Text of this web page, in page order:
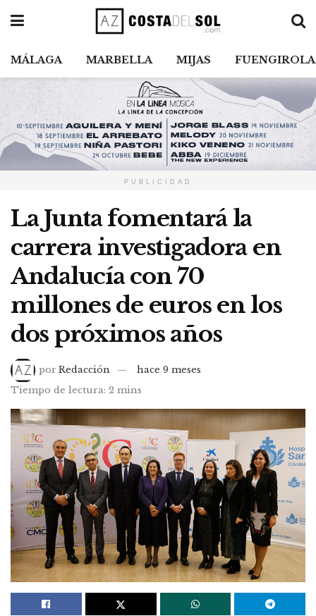
MÁLAGA MARBELLA MIJAS FUENGIROLA
PUBLICIDAD
La Junta fomentará la
carrera investigadora en
Andalucía con 70
millones de euros en los
dos próximos años
por Redacción
hace 9 meses
Tiempo de lectura: 2 mins